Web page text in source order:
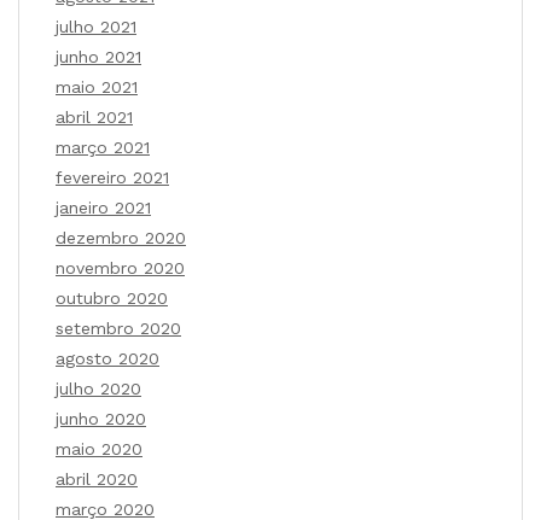
julho 2021
junho 2021
maio 2021
abril 2021
março 2021
fevereiro 2021
janeiro 2021
dezembro 2020
novembro 2020
outubro 2020
setembro 2020
agosto 2020
julho 2020
junho 2020
maio 2020
abril 2020
março 2020